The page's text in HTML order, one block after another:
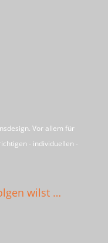
Vor allem für
- individuellen -
wilst …